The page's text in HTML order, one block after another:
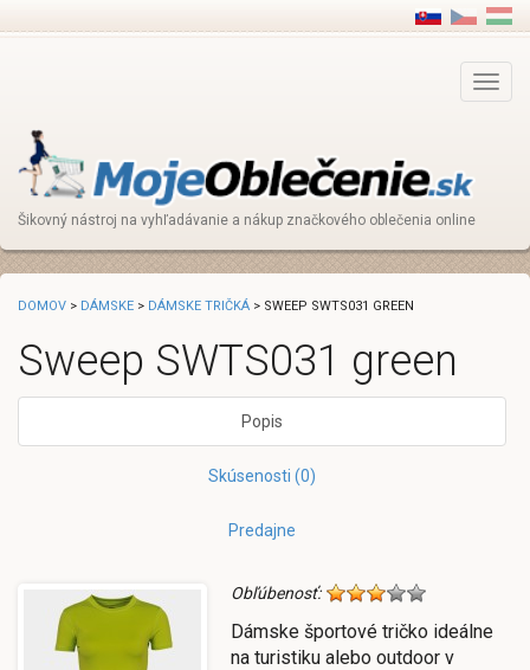
Main
Menu
Šikovný nástroj na vyhľadávanie a nákup značkového oblečenia online
DOMOV > DÁMSKE > DÁMSKE TRIČKÁ > SWEEP SWTS031 GREEN
Sweep SWTS031 green
Popis
Skúsenosti (0)
Predajne
Obľúbenosť:
Dámske športové tričko ideálne
na turistiku alebo outdoor v